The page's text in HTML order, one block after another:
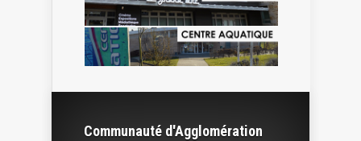
Communauté d'Agglomération